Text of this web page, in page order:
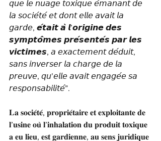
𝘲𝘶𝘦 𝘭𝘦 𝘯𝘶𝘢𝘨𝘦 𝘵𝘰𝘹𝘪𝘲𝘶𝘦 𝘦́𝘮𝘢𝘯𝘢𝘯𝘵 𝘥𝘦
𝘭𝘢 𝘴𝘰𝘤𝘪𝘦́𝘵𝘦́ 𝘦𝘵 𝘥𝘰𝘯𝘵 𝘦𝘭𝘭𝘦 𝘢𝘷𝘢𝘪𝘵 𝘭𝘢
𝘨𝘢𝘳𝘥𝘦, 𝙚́𝙩𝙖𝙞𝙩 𝙖̀ 𝙡’𝙤𝙧𝙞𝙜𝙞𝙣𝙚 𝙙𝙚𝙨
𝙨𝙮𝙢𝙥𝙩𝙤̂𝙢𝙚𝙨 𝙥𝙧𝙚́𝙨𝙚𝙣𝙩𝙚́𝙨 𝙥𝙖𝙧 𝙡𝙚𝙨
𝙫𝙞𝙘𝙩𝙞𝙢𝙚𝙨, 𝘢 𝘦𝘹𝘢𝘤𝘵𝘦𝘮𝘦𝘯𝘵 𝘥𝘦́𝘥𝘶𝘪𝘵,
𝘴𝘢𝘯𝘴 𝘪𝘯𝘷𝘦𝘳𝘴𝘦𝘳 𝘭𝘢 𝘤𝘩𝘢𝘳𝘨𝘦 𝘥𝘦 𝘭𝘢
𝘱𝘳𝘦𝘶𝘷𝘦, 𝘲𝘶’𝘦𝘭𝘭𝘦 𝘢𝘷𝘢𝘪𝘵 𝘦𝘯𝘨𝘢𝘨𝘦́𝘦 𝘴𝘢
𝘳𝘦𝘴𝘱𝘰𝘯𝘴𝘢𝘣𝘪𝘭𝘪𝘵𝘦́”.
𝐋𝐚 𝐬𝐨𝐜𝐢𝐞́𝐭𝐞́, 𝐩𝐫𝐨𝐩𝐫𝐢𝐞́𝐭𝐚𝐢𝐫𝐞 𝐞𝐭 𝐞𝐱𝐩𝐥𝐨𝐢𝐭𝐚𝐧𝐭𝐞 𝐝𝐞
𝐥’𝐮𝐬𝐢𝐧𝐞 𝐨𝐮̀ 𝐥’𝐢𝐧𝐡𝐚𝐥𝐚𝐭𝐢𝐨𝐧 𝐝𝐮 𝐩𝐫𝐨𝐝𝐮𝐢𝐭 𝐭𝐨𝐱𝐢𝐪𝐮𝐞
𝐚 𝐞𝐮 𝐥𝐢𝐞𝐮, 𝐞𝐬𝐭 𝐠𝐚𝐫𝐝𝐢𝐞𝐧𝐧𝐞, 𝐚𝐮 𝐬𝐞𝐧𝐬 𝐣𝐮𝐫𝐢𝐝𝐢𝐪𝐮𝐞